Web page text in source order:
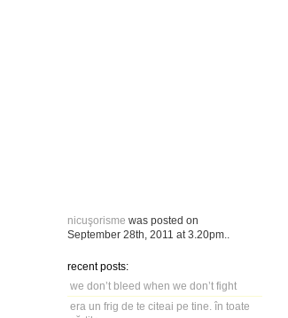
nicuşorisme was posted on
September 28th, 2011 at 3.20pm
recent posts:
we don’t bleed when we don’t fight
era un frig de te citeai pe tine. în toate